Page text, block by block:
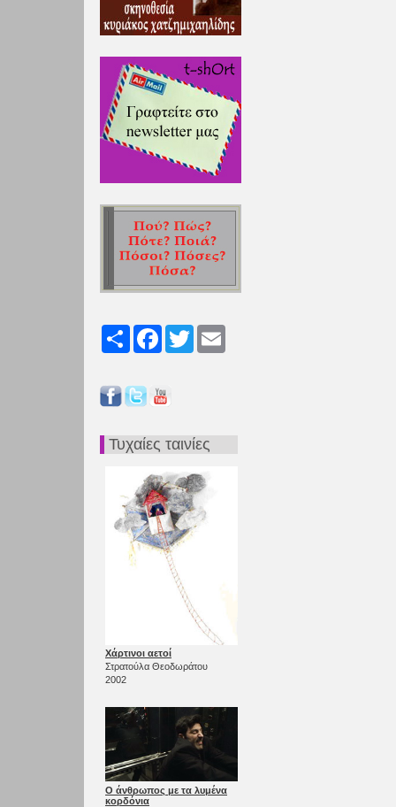
Share FacebookTwitter
Τυχαίες ταινίες
Χάρτινοι αετοί
Στρατούλα Θεοδωράτου
2002
Ο άνθρωπος με τα λυμένα
κορδόνια